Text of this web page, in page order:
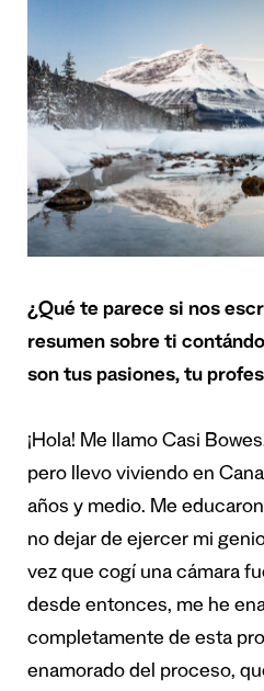
¿Qué te parece si nos
resumen sobre ti
son tus pasiones, tu
¡Hola! Me llamo Casi
pero llevo viviendo en
años y medio. Me
no dejar de ejercer mi
vez que cogí una cámara
desde entonces, me he
completamente de esta
enamorado del proceso,